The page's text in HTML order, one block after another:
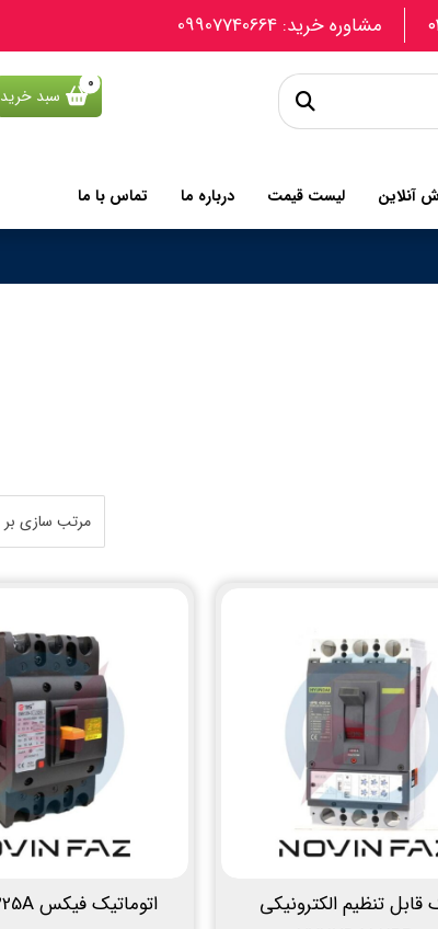
مشاوره خرید: 09907740664
سبد خرید
آنلاین لیست قیمت درباره ما تماس با ما
قابل تنظیم الکترونیکی
اتوماتیک فیکس ISBS 225A